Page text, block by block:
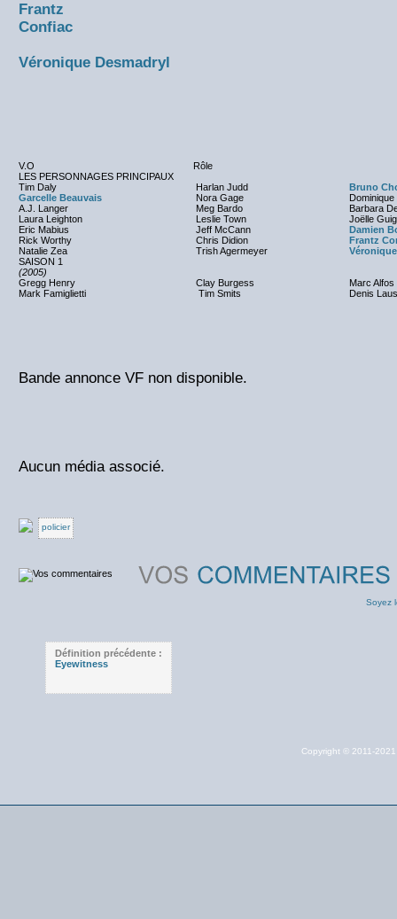
Frantz
Confiac
Véronique Desmadryl
V.O
Rôle
LES PERSONNAGES PRINCIPAUX
Tim Daly
Harlan Judd
Bruno
Garcelle Beauvais
Nora Gage
Dominique
A.J. Langer
Meg Bardo
Barbara
Laura Leighton
Leslie Town
Joëlle
Eric Mabius
Jeff McCann
Damien
Rick Worthy
Chris Didion
Frantz
Natalie Zea
Trish Agermeyer
SAISON 1
(2005)
Gregg Henry
Clay Burgess
Marc Alfos
Mark Famiglietti
Tim Smits Denis
Bande annonce VF non disponible.
Aucun média associé.
policier
Soyez
Définition précédente :
Eyewitness
Copyright © 2011-